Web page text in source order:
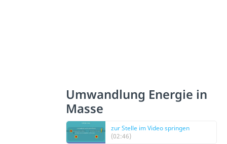
Umwandlung Energie in
Masse
zur Stelle im Video springen
(02:46)